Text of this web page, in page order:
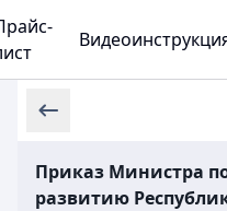
Приказ Министра
развитию